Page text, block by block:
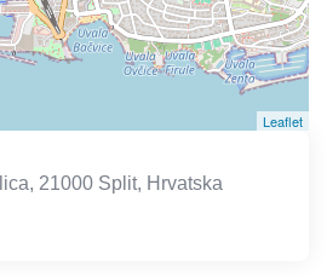
Leaflet
21000 Split, Hrvatska